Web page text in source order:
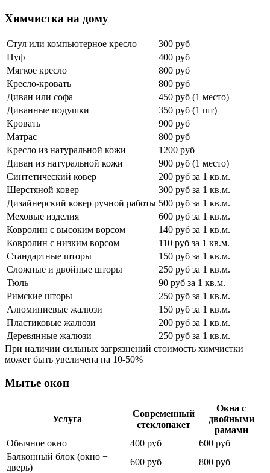
Химчистка на дому
Стул или компьютерное кресло
300 руб
Пуф
400 руб
Мягкое кресло
800 руб
Кресло-кровать
800 руб
Диван или софа
450 руб (1 место)
Диванные подушки
350 руб (1 шт)
Кровать
900 руб
Матрас
800 руб
Кресло из натуральной кожи
1200 руб
Диван из натуральной кожи
900 руб (1 место)
Синтетический ковер
200 руб за 1 кв.м.
Шерстяной ковер
300 руб за 1 кв.м.
Дизайнерский ковер ручной работы 500 руб за 1 кв.м.
Меховые изделия
600 руб за 1 кв.м.
Ковролин с высоким ворсом
140 руб за 1 кв.м.
Ковролин с низким ворсом
110 руб за 1 кв.м.
Стандартные шторы
150 руб за 1 кв.м.
Сложные и двойные шторы
250 руб за 1 кв.м.
Тюль
90 руб за 1 кв.м.
Римские шторы
250 руб за 1 кв.м.
Алюминиевые жалюзи
150 руб за 1 кв.м.
Пластиковые жалюзи
200 руб за 1 кв.м.
Деревянные жалюзи
250 руб за 1 кв.м.
При наличии сильных загрязнений стоимость химчистки
может быть увеличена на 10-50%
Мытье окон
Услуга
Современный
стеклопакет
Окна с
двойными
рамами
Обычное окно
400 руб
600 руб
Балконный блок (окно +
дверь)
600 руб
800 руб